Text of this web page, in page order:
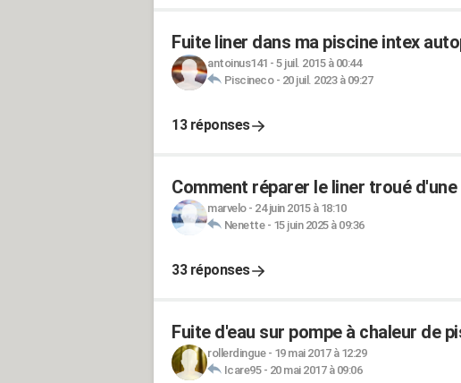
Fuite liner dans ma piscine intex
antoinus141 - 5 juil. 2015 à 00:44
Piscineco- 20 juil. 2023 à 09:27
13 réponses
Comment réparer le liner troué
marvelo- 24 juin 2015 à 18:10
Nenette- 15 juin 2025 à 09:36
33 réponses
Fuite d'eau sur pompe à chaleur de
rollerdingue- 19 mai 2017 à 12:29
Icare95- 20 mai 2017 à 09:06